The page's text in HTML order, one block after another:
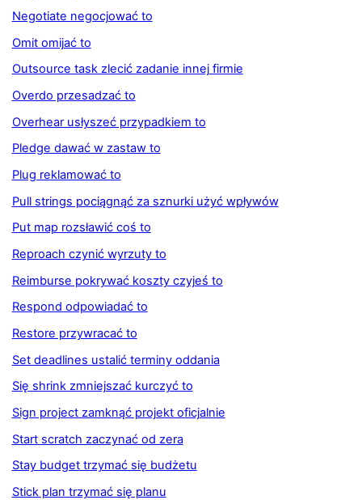
Negotiate negocjować to
Omit omijać to
Outsource task zlecić zadanie innej firmie
Overdo przesadzać to
Overhear usłyszeć przypadkiem to
Pledge dawać w zastaw to
Plug reklamować to
Pull strings pociągnąć za sznurki użyć wpływów
Put map rozsławić coś to
Reproach czynić wyrzuty to
Reimburse pokrywać koszty czyjeś to
Respond odpowiadać to
Restore przywracać to
Set deadlines ustalić terminy oddania
Się shrink zmniejszać kurczyć to
Sign project zamknąć projekt oficjalnie
Start scratch zaczynać od zera
Stay budget trzymać się budżetu
Stick plan trzymać się planu